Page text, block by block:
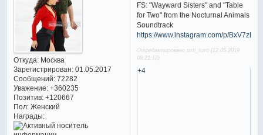
Откуда:Москва
Зарегистрирован: 01.05.2017
Сообщений:72282
Уважение: +360235
Позитив: +120667
Пол:Женский
Награды:
FS: "Wayward Sisters" and "Table
for Two" from the Nocturnal Animals
Soundtrack
https://www.instagram.com/p/
Отредактировано uxti_tuxti (12.05.2019
08:21:12)
+4